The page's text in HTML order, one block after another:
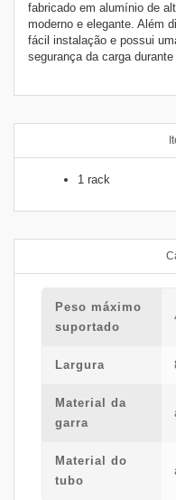
fabricado em alumínio de
moderno e elegante. Além
fácil instalação e possui
segurança da carga
1 rack
Peso máximo
suportado
Largura
Material da
garra
Material do
tubo